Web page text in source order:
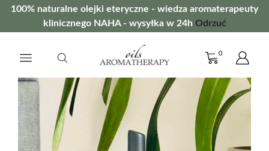
100% naturalne olejki eteryczne - wiedza aromaterapeuty
klinicznego NAHA - wysyłka w 24h Odrzuć
0